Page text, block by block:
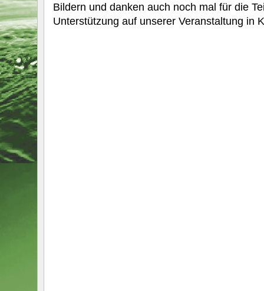
Bildern und danken auch noch mal für die
Unterstützung auf unserer Veranstaltung in